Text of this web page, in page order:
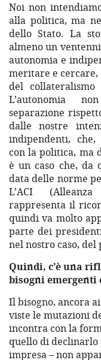
Noi non
alla politica, ma
dello Stato. La
almeno un
autonomia e
meritare e cercare,
del
L’autonomia
separazione
dalle nostre
indipendenti,
con la politica, ma
è un caso che, da
data delle norme
L’ACI
rappresenta il
quindi va molto
parte dei
nel nostro caso,
Quindi, c’è una
bisogni emergenti
Il bisogno, ancora
viste le mutazioni
incontra con la
quello di declinarlo
impresa – non